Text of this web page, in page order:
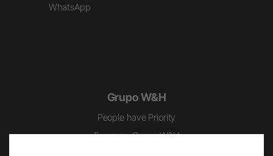
WhatsApp
Grupo W&H
People have Priority
Empresa: Grupo W&H